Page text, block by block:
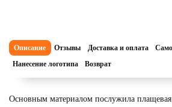
Описание Отзывы Доставка и оплата
Нанесение логотипа
Возврат
Основным материалом послужила плащевая